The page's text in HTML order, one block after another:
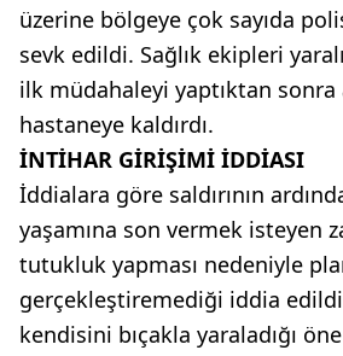
üzerine bölgeye çok sayıda
sevk edildi. Sağlık ekipleri
ilk müdahaleyi yaptıktan
hastaneye kaldırdı.
İNTİHAR GİRİŞİMİ İDDİASI
İddialara göre saldırının
yaşamına son vermek isteyen
tutukluk yapması nedeniyle
gerçekleştiremediği iddia
kendisini bıçakla yaraladığı